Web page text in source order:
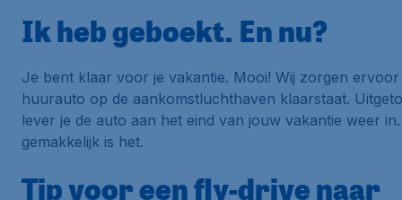
Ik heb geboekt. En nu?
Je bent klaar voor je vakantie. Mooi! Wij zorgen
huurauto op de aankomstluchthaven klaarstaat.
lever je de auto aan het eind van jouw vakantie weer
gemakkelijk is het.
Tip voor een fly-drive naar